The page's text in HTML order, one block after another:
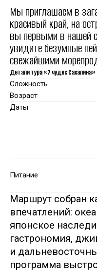
Мы приглашаем в
красивый край, на
вы первыми в нашей
увидите безумные
свежайшими
Детали тура «7 чудес Сахалина»
Сложность
Возраст
Даты
Питание
Маршрут собран
впечатлений:
японское
гастрономия,
и
программа